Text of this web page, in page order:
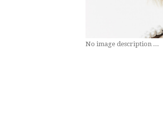
No image description ...